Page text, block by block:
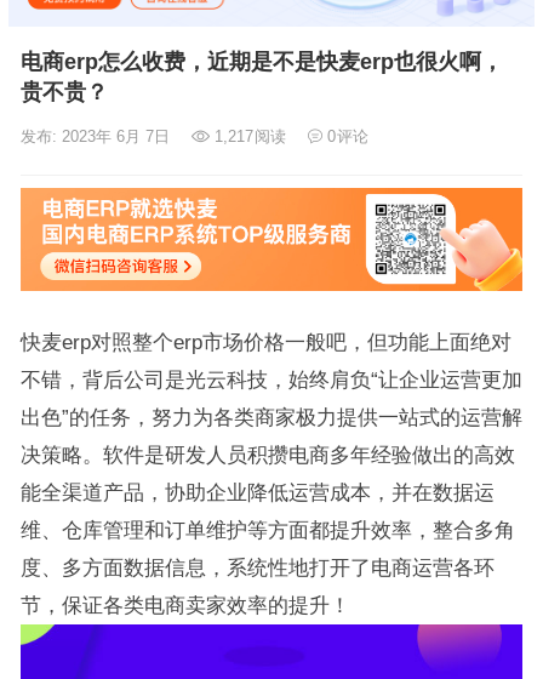
电商erp怎么收费，近期是不是快麦erp也很火啊，
贵不贵？
发布: 2023年 6月 7日 1,217阅读 0评论
快麦erp对照整个erp市场价格一般吧，但功能上面绝对
不错，背后公司是光云科技，始终肩负“让企业运营更加
出色”的任务，努力为各类商家极力提供一站式的运营解
决策略。软件是研发人员积攒电商多年经验做出的高效
能全渠道产品，协助企业降低运营成本，并在数据运
维、仓库管理和订单维护等方面都提升效率，整合多角
度、多方面数据信息，系统性地打开了电商运营各环
节，保证各类电商卖家效率的提升！